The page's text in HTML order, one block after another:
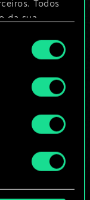
Todos
da sua
sobre o uso
preferências